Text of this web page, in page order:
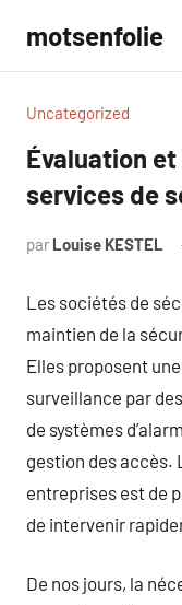
contenu
motsenfolie
Uncategorized
Évaluation
services de
par Louise KESTEL
Les sociétés de
maintien de la
Elles proposent
surveillance par
de systèmes
gestion des accès.
entreprises est de
de intervenir
De nos jours, la